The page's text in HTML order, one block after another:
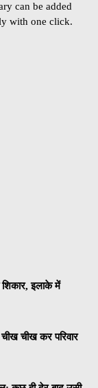
can be added
with one click.
शिकार, इलाके में
चीख चीख कर परिवार